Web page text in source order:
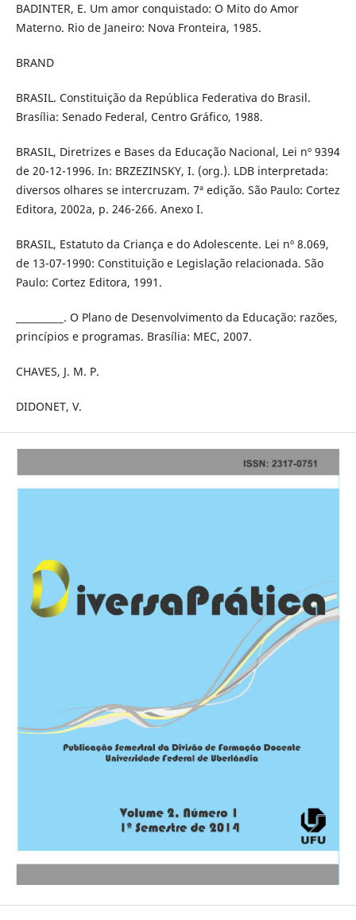
BADINTER, E. Um amor conquistado: O Mito do Amor
Materno. Rio de Janeiro: Nova Fronteira, 1985.
BRAND
BRASIL. Constituição da República Federativa do Brasil.
Brasília: Senado Federal, Centro Gráfico, 1988.
BRASIL, Diretrizes e Bases da Educação Nacional, Lei nº 9394
de 20-12-1996. In: BRZEZINSKY, I. (org.). LDB interpretada:
diversos olhares se intercruzam. 7ª edição. São Paulo: Cortez
Editora, 2002a, p. 246-266. Anexo I.
BRASIL, Estatuto da Criança e do Adolescente. Lei nº 8.069,
de 13-07-1990: Constituição e Legislação relacionada. São
Paulo: Cortez Editora, 1991.
__________. O Plano de Desenvolvimento da Educação: razões,
princípios e programas. Brasília: MEC, 2007.
CHAVES, J. M. P.
DIDONET, V.